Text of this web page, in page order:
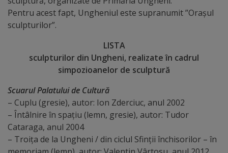
de
onoare
Deținători
titlului
„Merite
pentru
Pentru acest fapt, Ungheniul este supranumit ”Orașul
sculpturilor”.
LISTA
sculpturilor din Ungheni, realizate în cadrul
simpozioanelor de sculptură
Scuarul Palatului de Cultură
– Cuplu (gresie), autor: Ion Zderciuc, anul 2002
– Întâlnire în spațiu (lemn, gresie), autor: Tudor
Cataraga, anul 2004
– Troița de la Ungheni / din ciclul Sfinții închisorilor – în